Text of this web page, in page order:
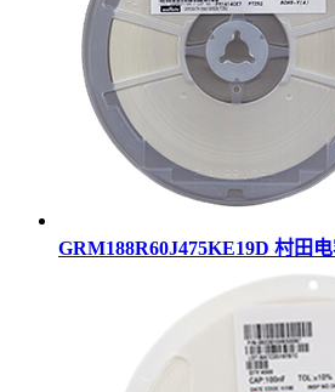
GRM188R60J475KE19D 村田